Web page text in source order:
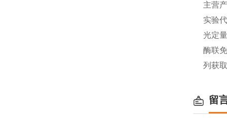
主营
实验
光定
酶联
列获
留